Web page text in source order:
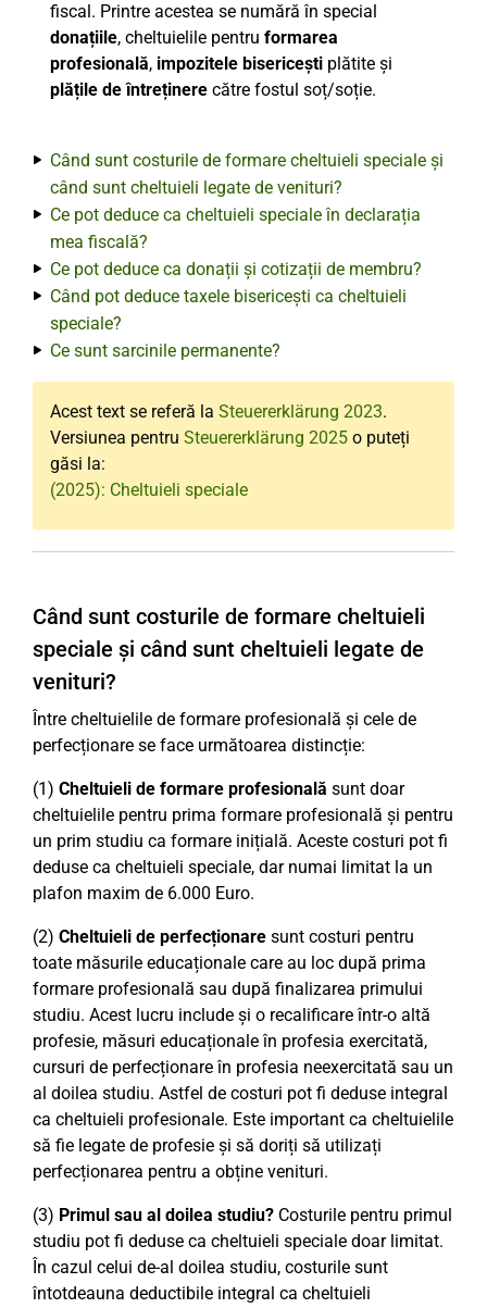
fiscal. Printre acestea se numără în special
donațiile, cheltuielile pentru formarea
profesională, impozitele bisericești plătite și
plățile de întreținere către fostul soț/soție.
Când sunt costurile de formare cheltuieli speciale și
când sunt cheltuieli legate de venituri?
Ce pot deduce ca cheltuieli speciale în declarația
mea fiscală?
Ce pot deduce ca donații și cotizații de membru?
Când pot deduce taxele bisericești ca cheltuieli
speciale?
Ce sunt sarcinile permanente?
Acest text se referă la Steuererklärung 2023.
Versiunea pentru Steuererklärung 2025 o puteți
găsi la:
(2025): Cheltuieli speciale
Când sunt costurile de formare cheltuieli
speciale și când sunt cheltuieli legate de
venituri?
Între cheltuielile de formare profesională și cele de
perfecționare se face următoarea distincție:
(1) Cheltuieli de formare profesională sunt doar
cheltuielile pentru prima formare profesională și pentru
un prim studiu ca formare inițială. Aceste costuri pot fi
deduse ca cheltuieli speciale, dar numai limitat la un
plafon maxim de 6.000 Euro.
(2) Cheltuieli de perfecționare sunt costuri pentru
toate măsurile educaționale care au loc după prima
formare profesională sau după finalizarea primului
studiu. Acest lucru include și o recalificare într-o altă
profesie, măsuri educaționale în profesia exercitată,
cursuri de perfecționare în profesia neexercitată sau un
al doilea studiu. Astfel de costuri pot fi deduse integral
ca cheltuieli profesionale. Este important ca cheltuielile
să fie legate de profesie și să doriți să utilizați
perfecționarea pentru a obține venituri.
(3) Primul sau al doilea studiu? Costurile pentru primul
studiu pot fi deduse ca cheltuieli speciale doar limitat.
În cazul celui de-al doilea studiu, costurile sunt
întotdeauna deductibile integral ca cheltuieli